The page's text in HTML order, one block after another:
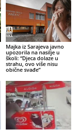
Majka iz Sarajeva javno
upozorila na nasilje u
školi: “Djeca dolaze u
strahu, ovo više nisu
obične svađe”